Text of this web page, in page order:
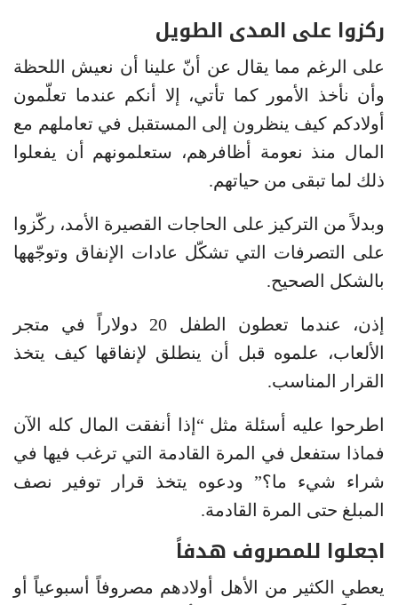
ركزوا على المدى الطويل
على الرغم مما يقال عن أنّ علينا أن نعيش اللحظة
وأن نأخذ الأمور كما تأتي، إلا أنكم عندما تعلّمون
أولادكم كيف ينظرون إلى المستقبل في تعاملهم مع
المال منذ نعومة أظافرهم، ستعلمونهم أن يفعلوا
ذلك لما تبقى من حياتهم.
وبدلاً من التركيز على الحاجات القصيرة الأمد، ركّزوا
على التصرفات التي تشكّل عادات الإنفاق وتوجّهها
بالشكل الصحيح.
إذن، عندما تعطون الطفل 20 دولاراً في متجر
الألعاب، علموه قبل أن ينطلق لإنفاقها كيف يتخذ
القرار المناسب.
اطرحوا عليه أسئلة مثل “إذا أنفقت المال كله الآن
فماذا ستفعل في المرة القادمة التي ترغب فيها في
شراء شيء ما؟” ودعوه يتخذ قرار توفير نصف
المبلغ حتى المرة القادمة.
اجعلوا للمصروف هدفاً
يعطي الكثير من الأهل أولادهم مصروفاً أسبوعياً أو